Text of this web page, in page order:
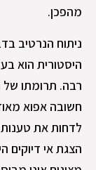
מהפכן.
ניתוח הנרטיב
היסטורית הוא
רבה. תרומתו של
חשובה אפוא
לדחות את
הצגת אי דיוקים